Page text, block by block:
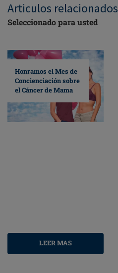
Articulos relacionados
Seleccionado para usted
Honramos el Mes de
Concienciación sobre
el Cáncer de Mama
LEER MAS